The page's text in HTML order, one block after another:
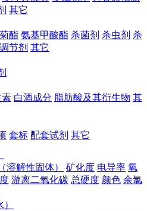
其它
酯 氨基甲酸酯 杀菌剂 杀虫剂 杀
节剂 其它
素 白酒成分 脂肪酸及其衍生物 其
套标 配套试剂 其它
溶解性固体） 矿化度 电导率 氧
游离二氧化碳 总硬度 颜色 余氯